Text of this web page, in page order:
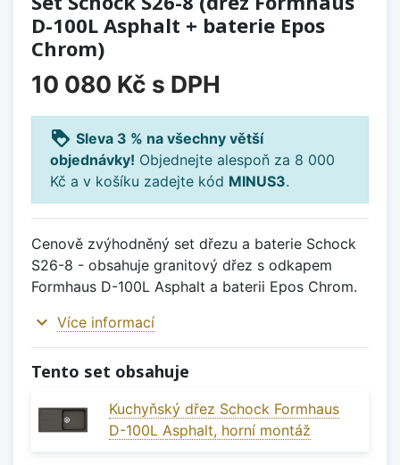
D-100L Asphalt + baterie Epos
Chrom)
10 080 Kč s DPH
loyalty Sleva 3 % na všechny větší
objednávky! Objednejte alespoň za 8 000
Kč a v košíku zadejte kód MINUS3.
Cenově zvýhodněný set dřezu a baterie Schock
S26-8 - obsahuje granitový dřez s odkapem
Formhaus D-100L Asphalt a baterii Epos Chrom.
expand_more Více informací
Tento set obsahuje
Kuchyňský dřez Schock Formhaus
D-100L Asphalt, horní montáž